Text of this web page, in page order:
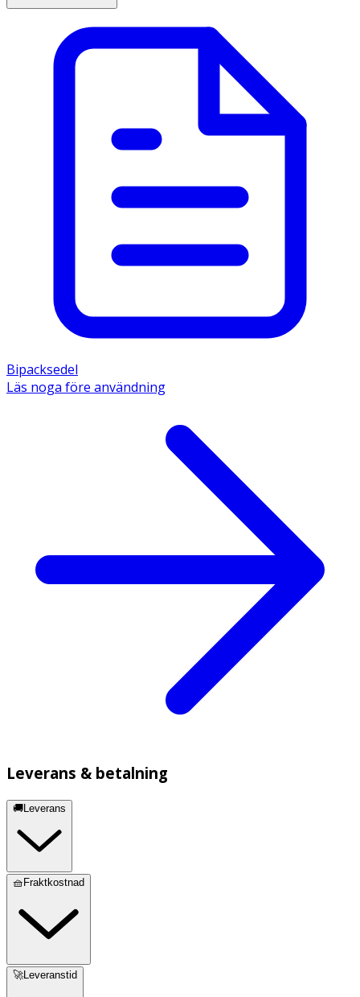
Bipacksedel
Läs noga före användning
Leverans & betalning
🚚Leverans
🧺Fraktkostnad
🚀Leveranstid